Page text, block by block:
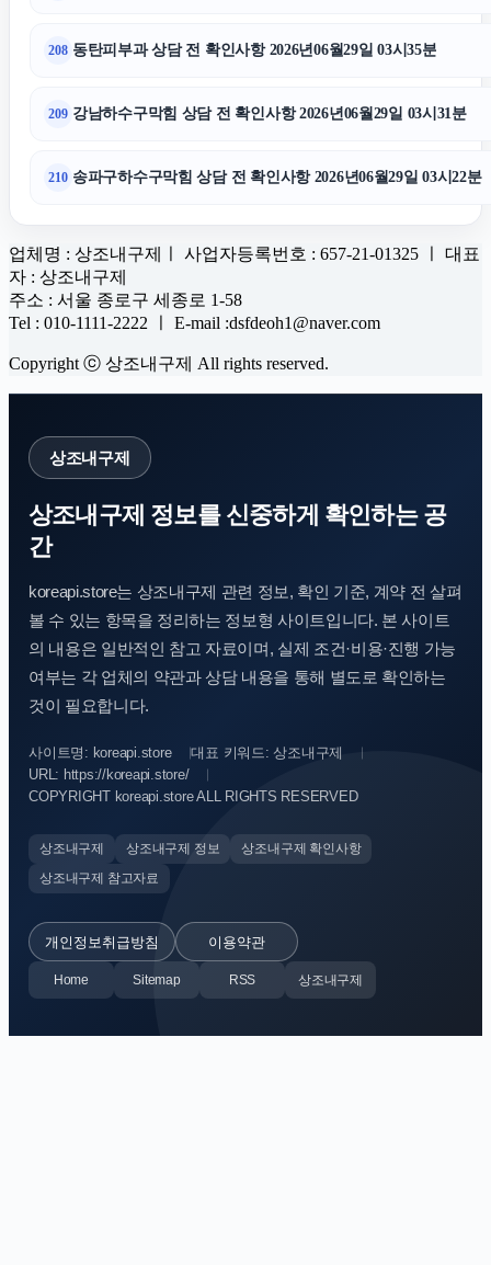
208 동탄피부과 상담 전 확인사항 2026년06월29일 03시35분
209 강남하수구막힘 상담 전 확인사항 2026년06월29일 03시31분
210 송파구하수구막힘 상담 전 확인사항 2026년06월29일 03시22분
업체명 : 상조내구제ㅣ 사업자등록번호 : 657-21-01325 ㅣ 대표
자 : 상조내구제
주소 : 서울 종로구 세종로 1-58
Tel : 010-1111-2222 ㅣ E-mail :dsfdeoh1@naver.com
Copyright ⓒ 상조내구제 All rights reserved.
상조내구제
상조내구제 정보를 신중하게 확인하는 공
간
koreapi.store는 상조내구제 관련 정보, 확인 기준, 계약 전 살펴
볼 수 있는 항목을 정리하는 정보형 사이트입니다. 본 사이트
의 내용은 일반적인 참고 자료이며, 실제 조건·비용·진행 가능
여부는 각 업체의 약관과 상담 내용을 통해 별도로 확인하는
것이 필요합니다.
사이트명: koreapi.store
대표 키워드: 상조내구제
URL: https://koreapi.store/
COPYRIGHT koreapi.store ALL RIGHTS RESERVED
상조내구제 상조내구제 정보
상조내구제 확인사항
상조내구제 참고자료
개인정보취급방침 이용약관
Home Sitemap RSS 상조내구제